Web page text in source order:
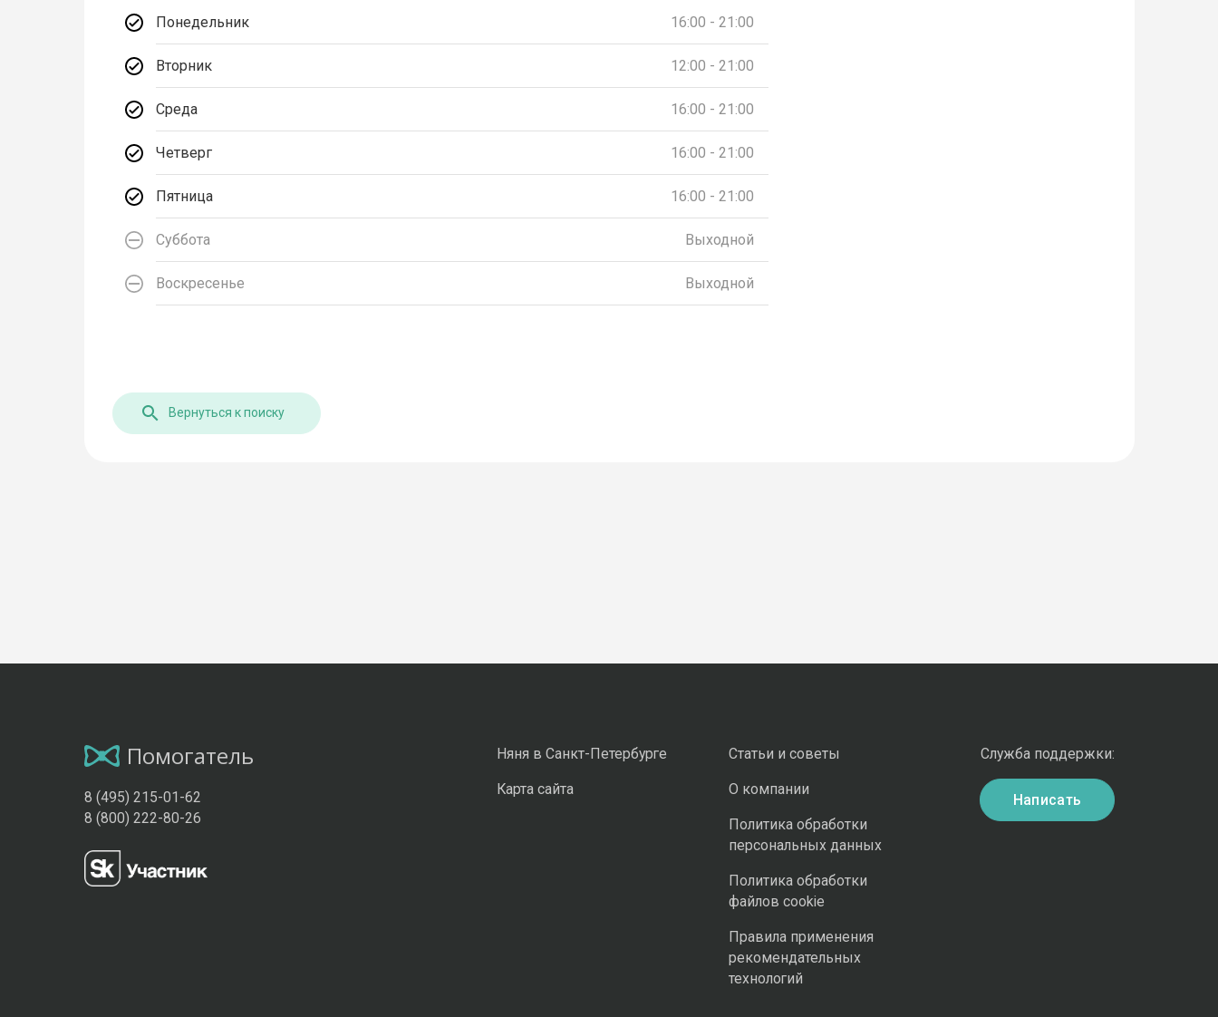
Понедельник 16:00 - 21:00
Вторник 12:00 - 21:00
Среда 16:00 - 21:00
Четверг 16:00 - 21:00
Пятница 16:00 - 21:00
Суббота Выходной
Воскресенье Выходной
Вернуться к поиску
Помогатель
8 (495) 215-01-62
8 (800) 222-80-26
Няня в Санкт-Петербурге
Карта сайта
Статьи и советы
О компании
Политика обработки
персональных данных
Политика обработки
файлов cookie
Правила применения
рекомендательных
технологий
Служба поддержки:
Написать